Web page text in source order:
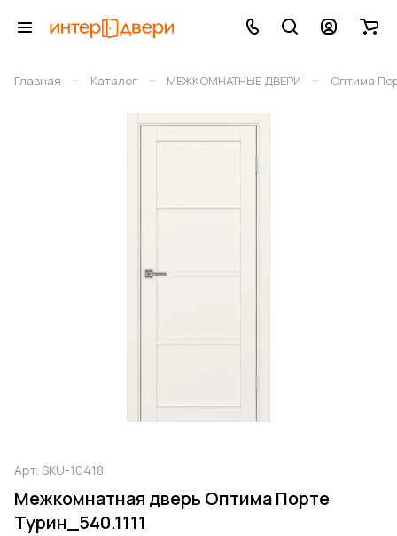
Главная – Каталог – МЕЖКОМНАТНЫЕ ДВЕРИ – Оптима
Арт. SKU-10418
Межкомнатная дверь Оптима Порте
Турин_540.1111